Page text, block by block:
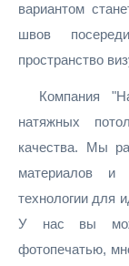
вариантом
швов
пространство
Компания
натяжных
качества. Мы
материалов и
технологии для
У нас вы
фотопечатью,